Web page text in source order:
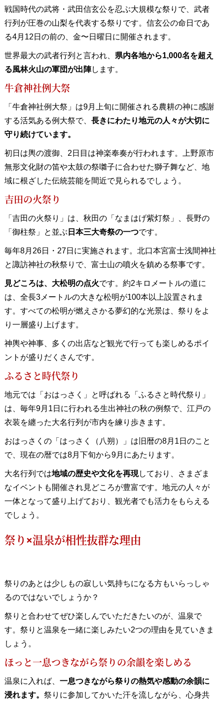
戦国時代の武将・武田信玄公を忍ぶ大規模な祭りで、武者
行列が圧巻の山梨を代表する祭りです。信玄公の命日であ
る4月12日の前の、金〜日曜日に開催されます。
世界最大の武者行列と言われ、 県内各地から1,000名を超え
る風林火山の軍団が出陣します。
牛倉神社例大祭
「牛倉神社例大祭」は9月上旬に開催される農耕の神に感謝
する活気ある例大祭で、 長きにわたり地元の人々が大切に
守り続けています。
初日は輿の渡御、2日目は神楽奉奏が行われます。上野原市
無形文化財の笛や太鼓の祭囃子に合わせた獅子舞など、地
域に根ざした伝統芸能を間近で見られるでしょう。
吉田の火祭り
「吉田の火祭り」は、秋田の「なまはげ紫灯祭」、長野の
「御柱祭」と並ぶ 日本三大奇祭の一つです。
毎年8月26日・27日に実施されます。北口本宮富士浅間神社
と諏訪神社の秋祭りで、富士山の噴火を鎮める祭事です。
見どころは、大松明の点火です。約2キロメートルの道に
は、全長3メートルの大きな松明が100本以上設置されま
す。すべての松明が燃えさかる夢幻的な光景は、祭りをよ
り一層盛り上げます。
神輿や神事、多くの出店など観光で行っても楽しめるポイ
ントが盛りだくさんです。
ふるさと時代祭り
地元では「おはっさく」と呼ばれる「ふるさと時代祭り」
は、毎年9月1日に行われる生出神社の秋の例祭で、江戸の
衣装を纏った大名行列が市内を練り歩きます。
おはっさくの「はっさく（八朔）」は旧暦の8月1日のこと
で、現在の暦では8月下旬から9月にあたります。
大名行列では地域の歴史や文化を再現しており、さまざま
なイベントも開催され見どころが豊富です。地元の人々が
一体となって盛り上げており、観光者でも活力をもらえる
でしょう。
祭り×温泉が相性抜群な理由
祭りのあとは少しもの寂しい気持ちになる方もいらっしゃ
るのではないでしょうか？
祭りと合わせてぜひ楽しんでいただきたいのが、温泉で
す。祭りと温泉を一緒に楽しみたい2つの理由を見ていきま
しょう。
ほっと一息つきながら祭りの余韻を楽しめる
温泉に入れば、 一息つきながら祭りの熱気や感動の余韻に
浸れます。 祭りに参加してかいた汗を流しながら、心身共